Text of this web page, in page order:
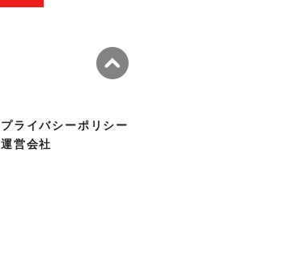
プライバシーポリシー
運営会社